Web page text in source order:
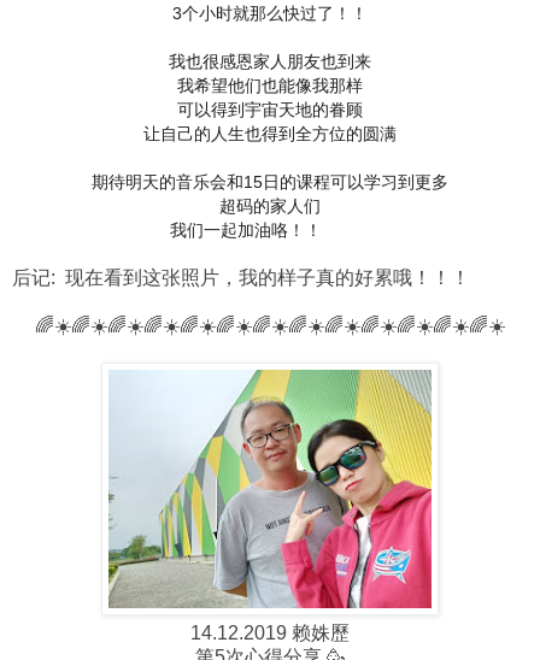
3个小时就那么快过了！！
我也很感恩家人朋友也到来
我希望他们也能像我那样
可以得到宇宙天地的眷顾
让自己的人生也得到全方位的圆满
期待明天的音乐会和15日的课程可以学习到更多
超码的家人们
我们一起加油咯！！
后记: 现在看到这张照片，我的样子真的好累哦！！！
🌈☀️🌈☀️🌈☀️🌈☀️🌈☀️🌈☀️🌈☀️🌈☀️🌈☀️🌈☀️🌈☀️🌈☀️🌈☀️
14.12.2019 赖姝歷